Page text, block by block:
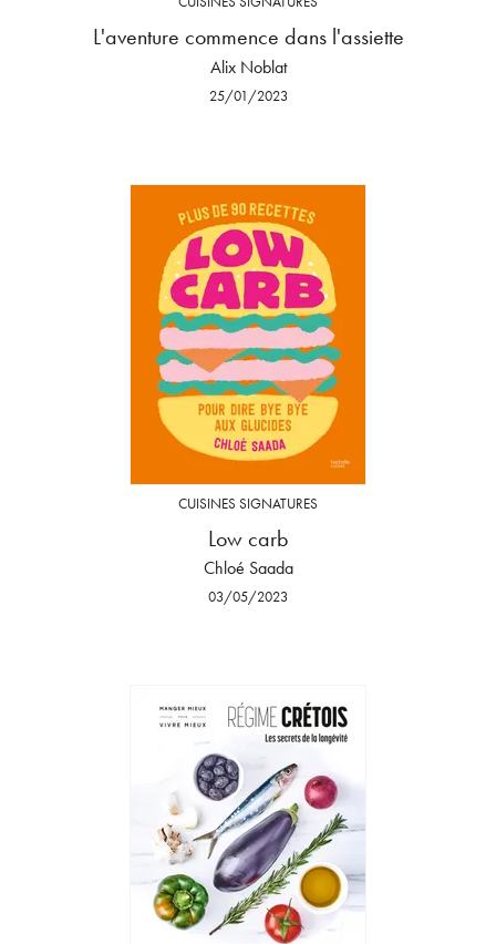
L'aventure commence dans l'assiette
Alix Noblat
25/01/2023
CUISINES SIGNATURES
Low carb
Chloé Saada
03/05/2023